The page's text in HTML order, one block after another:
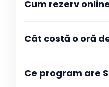
Cum rezerv
sportul, vezi
online, iar după ce
Cât costă o oră
Ce program are